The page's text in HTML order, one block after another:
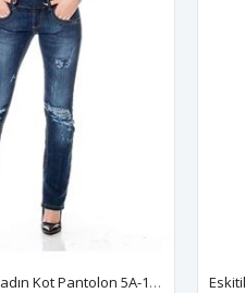
Koyu Mavi Yırtık Kadın Kot Pantolon 5A-111775